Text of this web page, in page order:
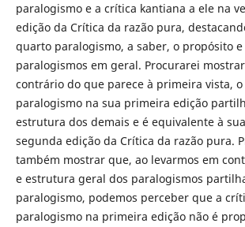
paralogismo e a crítica kantiana a ele na
edição da Crítica da razão pura,
quarto paralogismo, a saber, o propósito
paralogismos em geral. Procurarei
contrário do que parece à primeira vista,
paralogismo na sua primeira edição
estrutura dos demais e é equivalente à
segunda edição da Crítica da razão pura.
também mostrar que, ao levarmos em
e estrutura geral dos paralogismos
paralogismo, podemos perceber que a
paralogismo na primeira edição não é